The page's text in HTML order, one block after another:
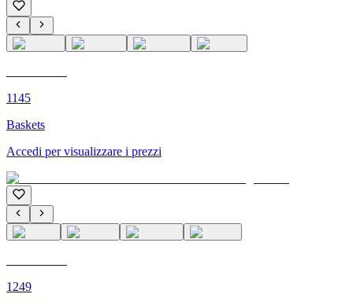
1145
Baskets
Accedi per visualizzare i prezzi
1249